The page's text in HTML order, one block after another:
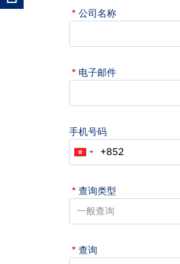
公司名称
电子邮件
手机号码
查询类型
查询